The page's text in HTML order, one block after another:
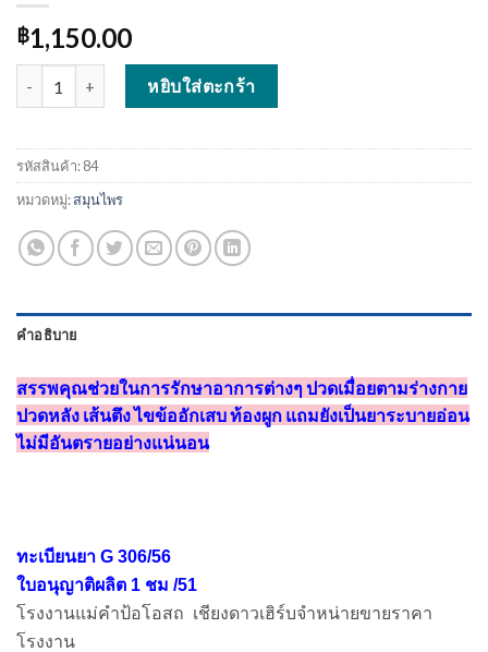
฿1,150.00
จำนวน ยากษัยเส้น ธรณีสันฑะฆาต 500 มก. ชิ้น
หยิบใส่ตะกร้า
รหัสสินค้า:84
หมวดหมู่:สมุนไพร
คำอธิบาย
สรรพคุณช่วยในการรักษาอาการต่างๆ ปวดเมื่อยตามร่างกาย
ปวดหลัง เส้นตึง ไขข้ออักเสบ ท้องผูก แถมยังเป็นยาระบายอ่อน
ไม่มีอันตรายอย่างแน่นอน
ทะเบียนยา G 306/56
ใบอนุญาติผลิต 1 ชม /51
โรงงานแม่คำป้อโอสถ เชียงดาวเฮิร์บจำหน่ายขายราคา
โรงงาน